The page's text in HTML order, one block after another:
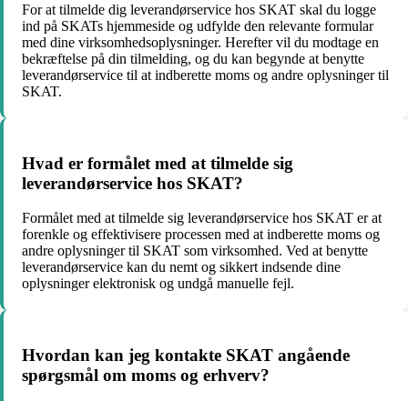
For at tilmelde dig leverandørservice hos SKAT skal du logge
ind på SKATs hjemmeside og udfylde den relevante formular
med dine virksomhedsoplysninger. Herefter vil du modtage en
bekræftelse på din tilmelding, og du kan begynde at benytte
leverandørservice til at indberette moms og andre oplysninger til
SKAT.
Hvad er formålet med at tilmelde sig
leverandørservice hos SKAT?
Formålet med at tilmelde sig leverandørservice hos SKAT er at
forenkle og effektivisere processen med at indberette moms og
andre oplysninger til SKAT som virksomhed. Ved at benytte
leverandørservice kan du nemt og sikkert indsende dine
oplysninger elektronisk og undgå manuelle fejl.
Hvordan kan jeg kontakte SKAT angående
spørgsmål om moms og erhverv?